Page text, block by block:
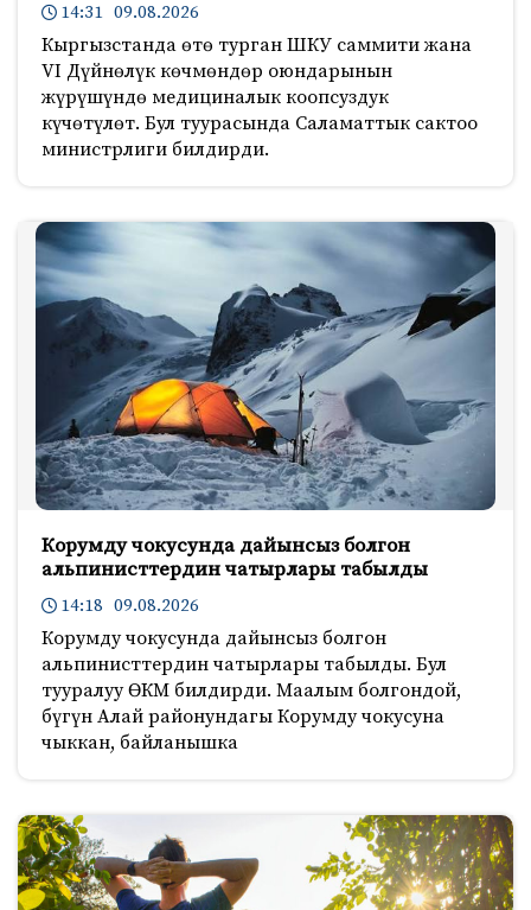
14:31 09.08.2026
Кыргызстанда өтө турган ШКУ саммити жана
VI Дүйнөлүк көчмөндөр оюндарынын
жүрүшүндө медициналык коопсуздук
күчөтүлөт. Бул туурасында Саламаттык сактоо
министрлиги билдирди.
Корумду чокусунда дайынсыз болгон
альпинисттердин чатырлары табылды
14:18 09.08.2026
Корумду чокусунда дайынсыз болгон
альпинисттердин чатырлары табылды. Бул
тууралуу ӨКМ билдирди. Маалым болгондой,
бүгүн Алай районундагы Корумду чокусуна
чыккан, байланышка